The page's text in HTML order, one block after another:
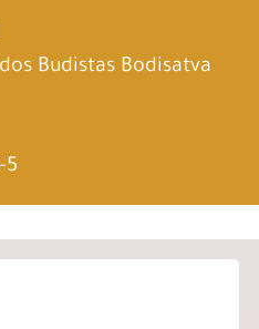
Budistas Bodisatva
5